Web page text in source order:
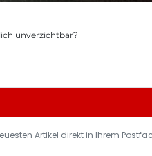
unverzichtbar?
Artikel direkt in Ihrem